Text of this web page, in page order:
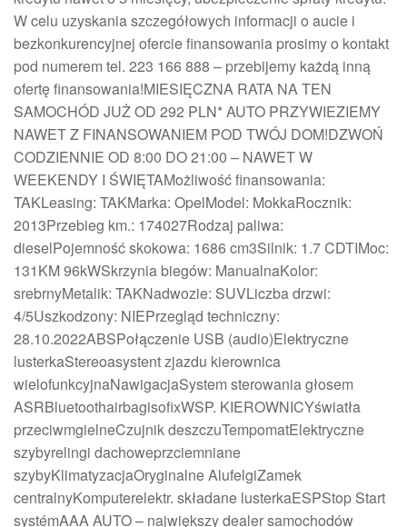
W celu uzyskania szczegółowych informacji o aucie i
bezkonkurencyjnej ofercie finansowania prosimy o kontakt
pod numerem tel. 223 166 888 – przebijemy każdą inną
ofertę finansowania!MIESIĘCZNA RATA NA TEN
SAMOCHÓD JUŻ OD 292 PLN* AUTO PRZYWIEZIEMY
NAWET Z FINANSOWANIEM POD TWÓJ DOM!DZWOŃ
CODZIENNIE OD 8:00 DO 21:00 – NAWET W
WEEKENDY I ŚWIĘTAMożliwość finansowania:
TAKLeasing: TAKMarka: OpelModel: MokkaRocznik:
2013Przebieg km.: 174027Rodzaj paliwa:
dieselPojemność skokowa: 1686 cm3Silnik: 1.7 CDTIMoc:
131KM 96kWSkrzynia biegów: ManualnaKolor:
srebrnyMetalik: TAKNadwozie: SUVLiczba drzwi:
4/5Uszkodzony: NIEPrzegląd techniczny:
28.10.2022ABSPołączenie USB (audio)Elektryczne
lusterkaStereoasystent zjazdu kierownica
wielofunkcyjnaNawigacjaSystem sterowania głosem
ASRBluetoothairbagisofixWSP. KIEROWNICYświatła
przeciwmgielneCzujnik deszczuTempomatElektryczne
szybyrelingi dachoweprzciemniane
szybyKlimatyzacjaOryginalne AlufelgiZamek
centralnyKomputerelektr. składane lusterkaESPStop Start
systémAAA AUTO – największy dealer samochodów